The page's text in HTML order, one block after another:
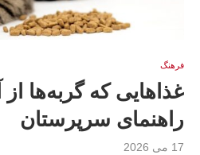
فرهنگ
غذاهایی که گربه‌ها از
راهنمای سرپرستان
17 می 2026